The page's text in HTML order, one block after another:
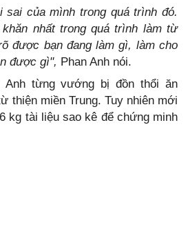
sai của mình trong quá trình đó.
nhất trong quá trình làm từ
được bạn đang làm gì, làm cho
được gì", Phan Anh nói.
Anh từng vướng bị đồn thổi ăn
thiện miền Trung. Tuy nhiên mới
kg tài liệu sao kê để chứng minh